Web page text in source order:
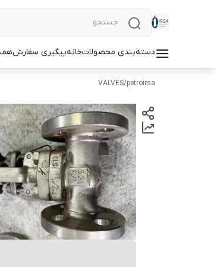
دسته‌بندی محصولاتخانهپیگیری سفارش
petroirsa
/
VALVES